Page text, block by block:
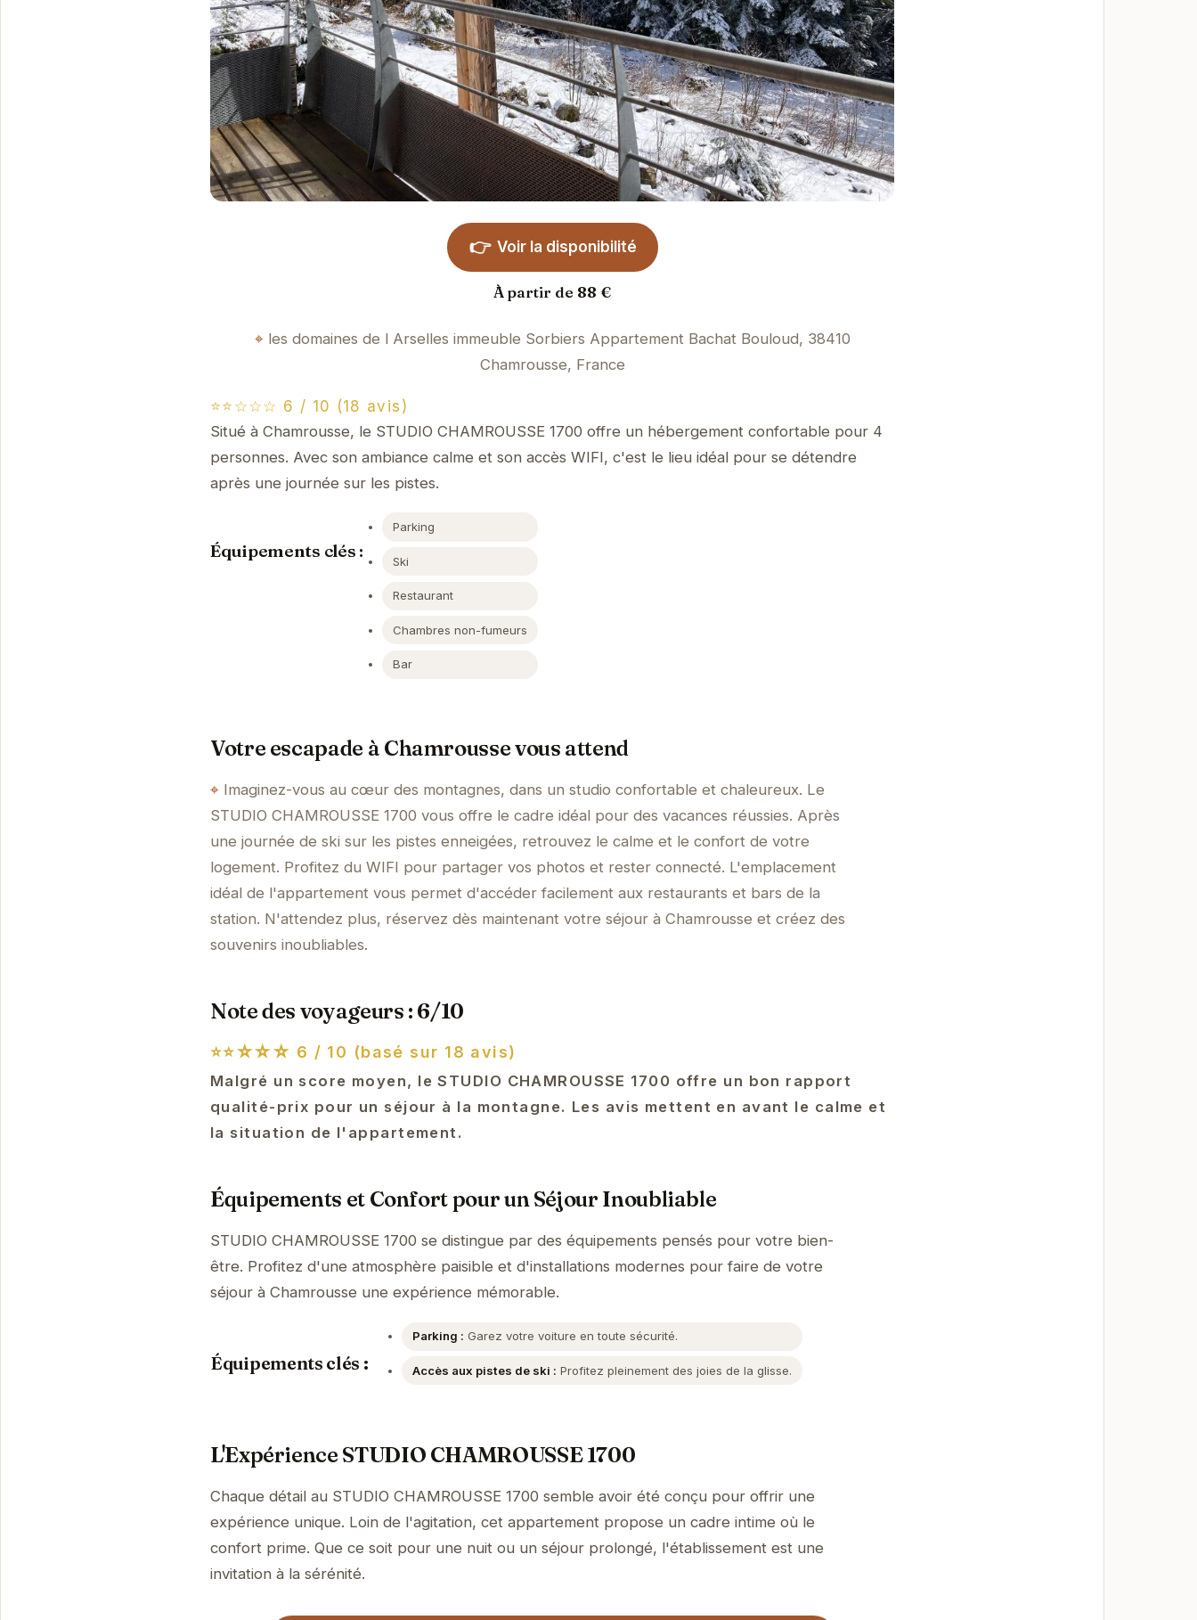
👉 Voir la disponibilité
À partir de 88 €
les domaines de l Arselles immeuble Sorbiers Appartement Bachat Bouloud, 38410
Chamrousse, France
⭐⭐☆☆☆ 6 / 10 (18 avis)
Situé à Chamrousse, le STUDIO CHAMROUSSE 1700 offre un hébergement confortable pour 4
personnes. Avec son ambiance calme et son accès WIFI, c'est le lieu idéal pour se détendre
après une journée sur les pistes.
Équipements clés :
Parking
Ski
Restaurant
Chambres non-fumeurs
Bar
Votre escapade à Chamrousse vous attend
Imaginez-vous au cœur des montagnes, dans un studio confortable et chaleureux. Le
STUDIO CHAMROUSSE 1700 vous offre le cadre idéal pour des vacances réussies. Après
une journée de ski sur les pistes enneigées, retrouvez le calme et le confort de votre
logement. Profitez du WIFI pour partager vos photos et rester connecté. L'emplacement
idéal de l'appartement vous permet d'accéder facilement aux restaurants et bars de la
station. N'attendez plus, réservez dès maintenant votre séjour à Chamrousse et créez des
souvenirs inoubliables.
Note des voyageurs : 6/10
⭐⭐☆☆☆ 6 / 10 (basé sur 18 avis)
Malgré un score moyen, le STUDIO CHAMROUSSE 1700 offre un bon rapport
qualité-prix pour un séjour à la montagne. Les avis mettent en avant le calme et
la situation de l'appartement.
Équipements et Confort pour un Séjour Inoubliable
STUDIO CHAMROUSSE 1700 se distingue par des équipements pensés pour votre bien-
être. Profitez d'une atmosphère paisible et d'installations modernes pour faire de votre
séjour à Chamrousse une expérience mémorable.
Équipements clés :
Parking : Garez votre voiture en toute sécurité.
Accès aux pistes de ski : Profitez pleinement des joies de la glisse.
L'Expérience STUDIO CHAMROUSSE 1700
Chaque détail au STUDIO CHAMROUSSE 1700 semble avoir été conçu pour offrir une
expérience unique. Loin de l'agitation, cet appartement propose un cadre intime où le
confort prime. Que ce soit pour une nuit ou un séjour prolongé, l'établissement est une
invitation à la sérénité.